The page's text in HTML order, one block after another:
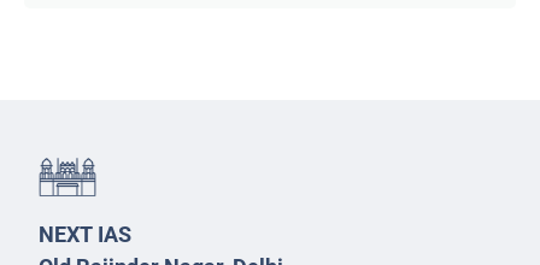
NEXT IAS